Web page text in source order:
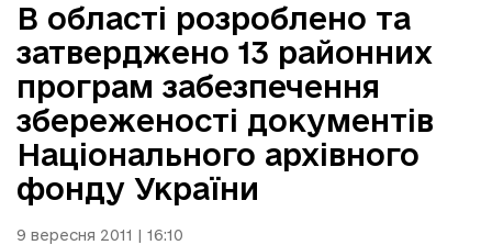
В області розроблено та
затверджено 13 районних
програм забезпечення
збереженості документів
Національного архівного
фонду України
9 вересня 2011 | 16:10